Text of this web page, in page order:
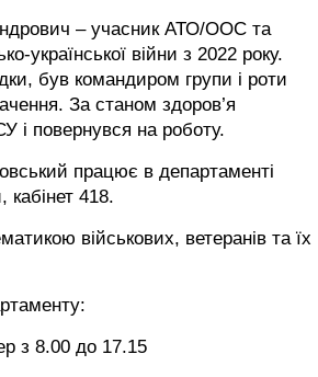
– учасник АТО/ООС та
української війни з 2022 року.
був командиром групи і роти
За станом здоров’я
і повернувся на роботу.
працює в департаменті
кабінет 418.
військових, ветеранів та їх
з 8.00 до 17.15